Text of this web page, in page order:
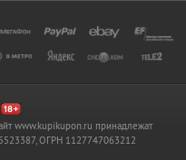
www.kupikupon.ru принадлежат
ОГРН 1127747063212